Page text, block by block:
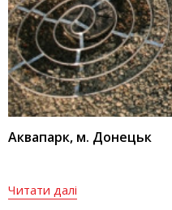
Аквапарк, м. Донецьк
Читати далі